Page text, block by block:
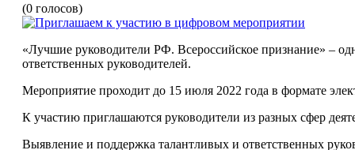
(0 голосов)
«Лучшие руководители РФ. Всероссийское признание» –
ответственных руководителей.
Мероприятие проходит до 15 июля 2022 года в формате
К участию приглашаются руководители из разных сфер
Выявление и поддержка талантливых и ответственных